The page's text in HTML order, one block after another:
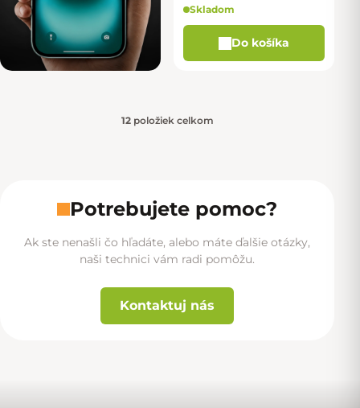
Skladom
Do košíka
12položiek celkom
Potrebujete pomoc?
Ak ste nenašli čo hľadáte, alebo máte ďalšie otázky,
naši technici vám radi pomôžu.
Kontaktuj nás